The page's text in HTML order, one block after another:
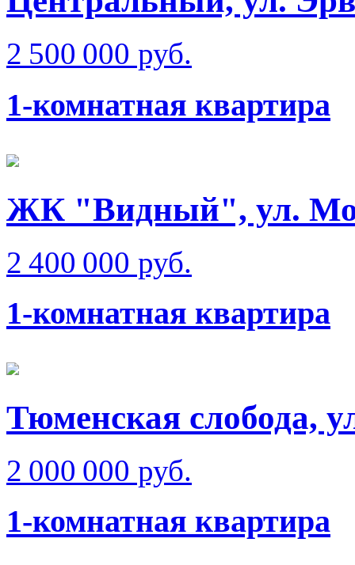
2 500 000 руб.
1-комнатная квартира
ЖК "Видный", ул.
2 400 000 руб.
1-комнатная квартира
Тюменская слобода,
2 000 000 руб.
1-комнатная квартира